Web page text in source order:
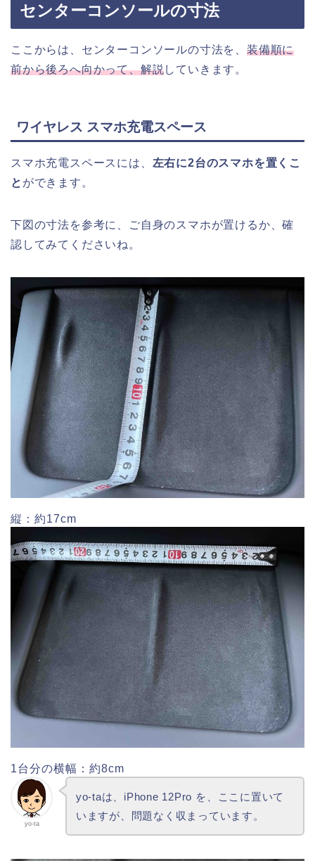
センターコンソールの寸法
ここからは、センターコンソールの寸法を、装備順に
前から後ろへ向かって、解説していきます。
ワイヤレス スマホ充電スペース
スマホ充電スペースには、 左右に2台のスマホを置くこ
と ができます。
下図の寸法を参考に、ご自身のスマホが置けるか、確
認してみてくださいね。
縦：約17cm
1台分の横幅：約8cm
yo-ta
yo-taは、iPhone 12Pro を、ここに置いて
いますが、問題なく収まっています。